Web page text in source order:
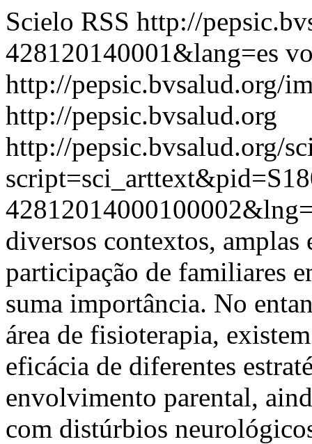
Scielo RSS http://
428120140001&lang=es
http://pepsic.bvsalud.org/
http://pepsic.bvsalud.org
http://pepsic.bvsalud.org/
diversos contextos, amplas
participação de familiares
suma importância. No
área de fisioterapia,
eficácia de diferentes
envolvimento parental,
com distúrbios